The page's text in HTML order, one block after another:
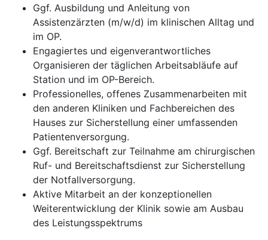
Ggf. Ausbildung und Anleitung von
Assistenzärzten (m/w/d) im klinischen Alltag und
im OP.
Engagiertes und eigenverantwortliches
Organisieren der täglichen Arbeitsabläufe auf
Station und im OP-Bereich.
Professionelles, offenes Zusammenarbeiten mit
den anderen Kliniken und Fachbereichen des
Hauses zur Sicherstellung einer umfassenden
Patientenversorgung.
Ggf. Bereitschaft zur Teilnahme am chirurgischen
Ruf- und Bereitschaftsdienst zur Sicherstellung
der Notfallversorgung.
Aktive Mitarbeit an der konzeptionellen
Weiterentwicklung der Klinik sowie am Ausbau
des Leistungsspektrums